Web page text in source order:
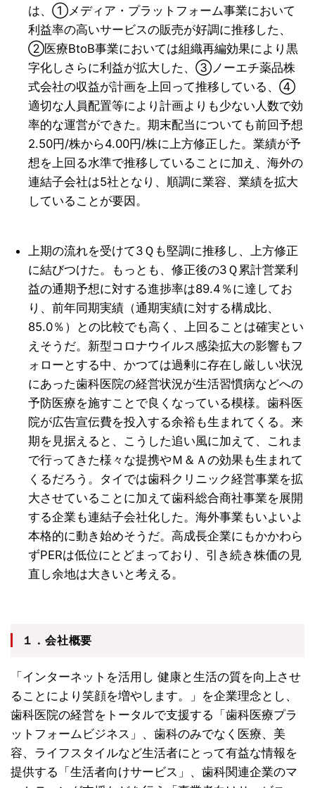
は、①メディア・プラットフォーム事業において
利益率の高いサービスの販売が好調に推移した、
②医療BtoB事業においては組織再編効果により黒
字化しさらに利益が拡大した、③ノーエチ薬品株
式会社の収益が計画を上回って推移している、④
適切な人員配置等により計画よりも少ない人数で効
率的な運営ができた。期末配当についても前回予想
2.50円/株から4.00円/株に上方修正した。業績が予
想を上回る水準で推移していることに加え、海外の
連結子会社は5社となり、順調に業容、業績を拡大
していることが要因。
上期の流れを受けて3Ｑも堅調に推移し、上方修正
に結びつけた。もっとも、修正後の3Ｑ累計営業利
益の通期予想に対する進捗率は89.4％に達してお
り、前年同期実績（通期実績に対する構成比、
85.0％）との比較でも高く、上回ることは確実とい
えそうだ。新型コロナウイルス感染拡大の影響もフ
ォローとする中、かつては過剰に存在し厳しい状況
にあった歯科医院の経営状況が生活習慣病などへの
予防医療を施すことで良くなっている模様。歯科医
院が広告宣伝費を投入する余裕も生まれてくる。来
期を見据えると、こうした追い風に加えて、これま
で行ってきた様々な提携やＭ＆Ａの効果も生まれて
くるだろう。タイでは歯科クリニック経営事業を拡
大させていることに加えて歯科総合商社事業を展開
する企業も連結子会社化した。海外事業もいよいよ
本格的に動き始めそうだ。高成長企業にもかかわら
ずPERは低位にとどまっており、引き続き株価の見
直し余地は大きいと考える。
１．会社概要
「インターネットを活用し 健康と生活の質を向上させ
ることにより笑顔を増やします。」を企業理念とし、
歯科医院の経営をトータルで支援する「歯科医療プラ
ットフォームビジネス」、歯科のみでなく医療、美
容、ライフスタイルなど生活者にとって有益な情報を
提供する「生活者向けサービス」、歯科関連企業のマ